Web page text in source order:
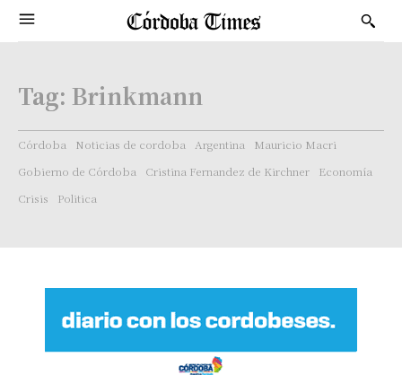
Tag: Brinkmann
Córdoba Noticias de cordoba Argentina
Mauricio Macri
Gobierno de Córdoba
Cristina Fernandez de Kirchner
Economía
Crisis
Politica